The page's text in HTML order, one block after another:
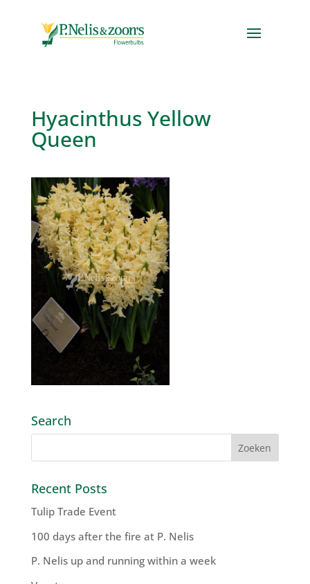
Hyacinthus Yellow
Queen
Search
Recent Posts
Tulip Trade Event
100 days after the fire at P. Nelis
P. Nelis up and running within a week